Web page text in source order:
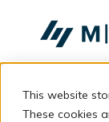
This website
These cookies
Layanan